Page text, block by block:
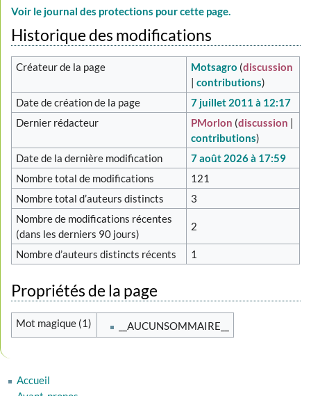
Voir le journal des protections pour cette page.
Historique des modifications
Créateur de la page Motsagro (discussion
|contributions)
Date de création de la page
7 juillet 2011 à 12:17
Dernier rédacteur
PMorlon (discussion |
contributions)
Date de la dernière modification
7 août 2026 à 17:59
Nombre total de modifications
121
Nombre total d’auteurs distincts
3
Nombre de modifications récentes
(dans les derniers 90 jours)
2
Nombre d’auteurs distincts récents 1
Propriétés de la page
Mot magique (1) __AUCUNSOMMAIRE__
Accueil